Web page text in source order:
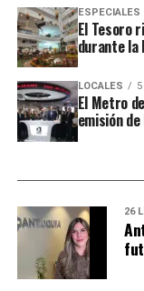
ESPECIALES
El Tesoro
durante la
LOCALES
El Metro
emisión de
26